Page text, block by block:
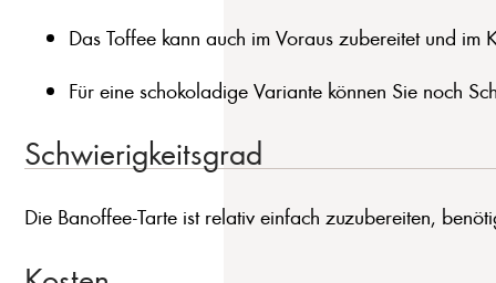
Das Toffee kann auch im Voraus zubereitet und im
Für eine schokoladige Variante können Sie noch
Schwierigkeitsgrad
Die Banoffee-Tarte ist relativ einfach zuzubereiten,